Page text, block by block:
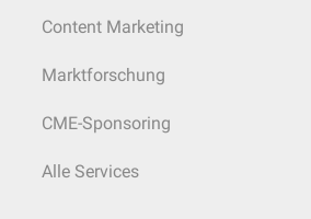
Content Marketing
Marktforschung
CME-Sponsoring
Alle Services